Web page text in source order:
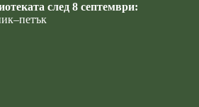
след 8 септември: